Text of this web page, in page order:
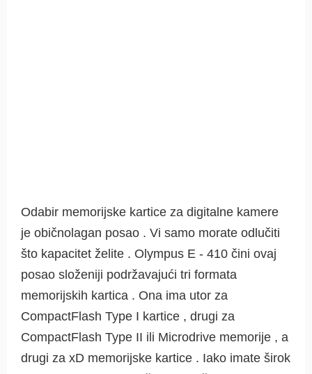
Odabir memorijske kartice za digitalne kamere
je običnolagan posao . Vi samo morate odlučiti
što kapacitet želite . Olympus E - 410 čini ovaj
posao složeniji podržavajući tri formata
memorijskih kartica . Ona ima utor za
CompactFlash Type I kartice , drugi za
CompactFlash Type II ili Microdrive memorije , a
drugi za xD memorijske kartice . Iako imate širok